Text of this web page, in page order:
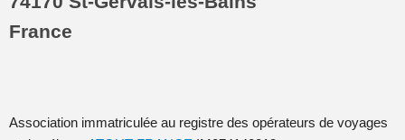
France
Association immatriculée au registre des opérateurs de voyages